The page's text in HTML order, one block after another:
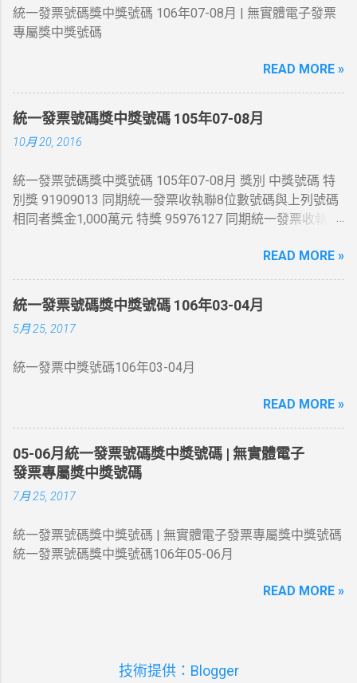
統一發票號碼獎中獎號碼 106年07-08月 | 無實體電子發票
專屬獎中獎號碼
READ MORE »
統一發票號碼獎中獎號碼 105年07-08月
10月 20, 2016
統一發票號碼獎中獎號碼 105年07-08月 獎別 中獎號碼 特
別獎 91909013 同期統一發票收執聯8位數號碼與上列號碼
相同者獎金1,000萬元 特獎 95976127 同期統一發票收執聯
、 41876525 、 86331065 同期統一發票收執聯8位數號碼
與上列號碼相同者獎金20萬元 二獎 同期統一發票收執聯末
7 位數號碼與頭獎中獎號碼末7 位相同者各得獎金4 萬元 三
獎 同期統一發票收執聯末6 位數號碼與頭獎中獎號碼末6 位
相同者各得獎金1 萬元 四獎 同期統一發票收執聯末5 位數
期統一發票收執聯末4 位數號碼與頭獎中獎號碼末4 位相同
與頭獎中獎號碼末3 位相同者各得獎金 2 百元 增開六獎
352 、 672 、 731 、 214 同期統一發票收執聯末3 位數號
碼與上列號碼相同者各得獎金 2 百元 領獎期間自105年10
月06日起至106年01月05日止
READ MORE »
統一發票號碼獎中獎號碼 106年03-04月
5月 25, 2017
統一發票中獎號碼106年03-04月
READ MORE »
05-06月統一發票號碼獎中獎號碼 | 無實體電子
發票專屬獎中獎號碼
7月 25, 2017
統一發票號碼獎中獎號碼 | 無實體電子發票專屬獎中獎號碼
統一發票號碼獎中獎號碼106年05-06月
READ MORE »
技術提供：Blogger